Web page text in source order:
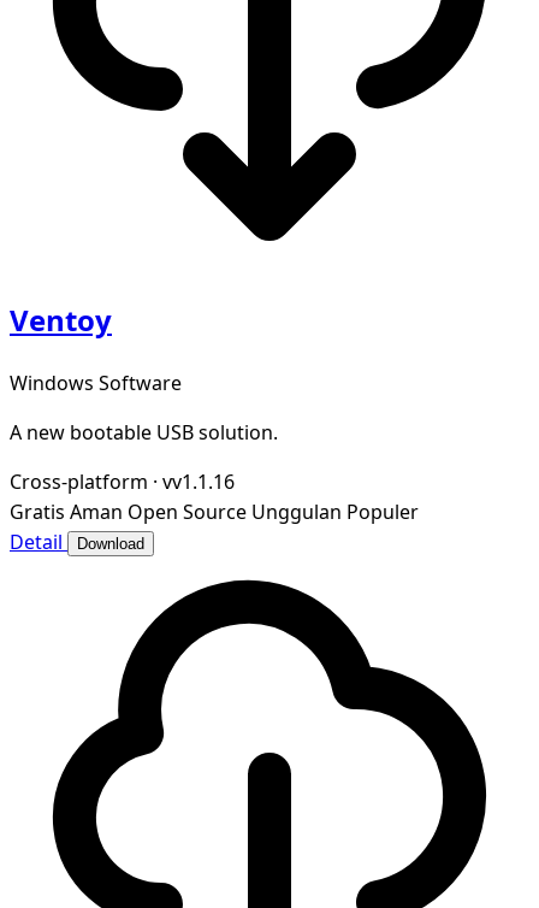
Ventoy
Windows Software
A new bootable USB solution.
Cross-platform · vv1.1.16
Gratis Aman Open Source Unggulan Populer
Detail
Download